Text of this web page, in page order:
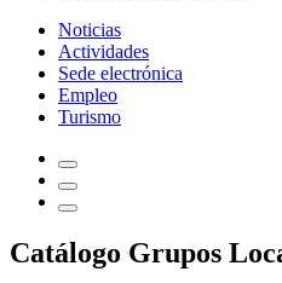
Noticias
Actividades
Sede electrónica
Empleo
Turismo
Catálogo Grupos